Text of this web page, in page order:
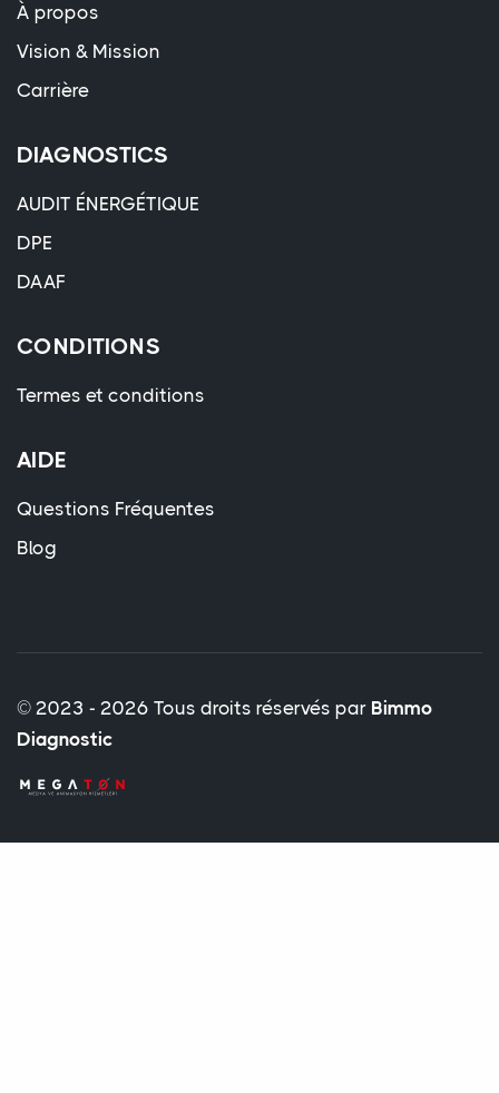
À propos
Vision & Mission
Carrière
DIAGNOSTICS
AUDIT ÉNERGÉTIQUE
DPE
DAAF
CONDITIONS
Termes et conditions
AIDE
Questions Fréquentes
Blog
© 2023 - 2026 Tous droits réservés par Bimmo
Diagnostic